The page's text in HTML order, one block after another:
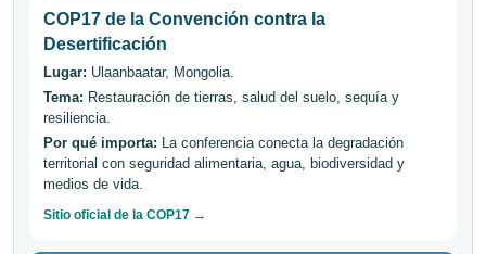
COP17 de la Convención contra la
Desertificación
Lugar: Ulaanbaatar, Mongolia.
Tema: Restauración de tierras, salud del suelo, sequía y
resiliencia.
Por qué importa: La conferencia conecta la degradación
territorial con seguridad alimentaria, agua, biodiversidad y
medios de vida.
Sitio oficial de la COP17 →